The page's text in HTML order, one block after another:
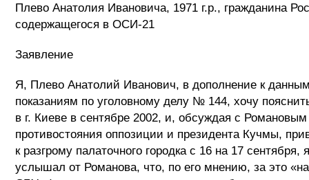
Плево Анатолия Ивановича, 1971 г.р., гражданина
содержащегося в ОСИ-21
Заявление
Я, Плево Анатолий Иванович, в дополнение к
показаниям по уголовному делу № 144, хочу
в г. Киеве в сентябре 2002, и, обсуждая с
противостояния оппозиции и президента Кучмы,
к разгрому палаточного городка с 16 на 17
услышал от Романова, что, по его мнению, за это